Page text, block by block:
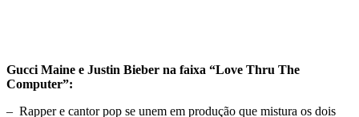
Gucci Maine e Justin Bieber na faixa “Love Thru The
Computer”:
– Rapper e cantor pop se unem em produção que mistura os dois